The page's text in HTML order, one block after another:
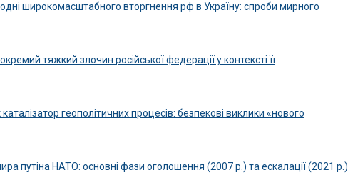
широкомасштабного вторгнення рф в Україну: спроби мирного
тяжкий злочин російської федерації у контексті її
каталізатор геополітичних процесів: безпекові виклики «нового
путіна НАТО: основні фази оголошення (2007 р.) та ескалації (2021 р.)